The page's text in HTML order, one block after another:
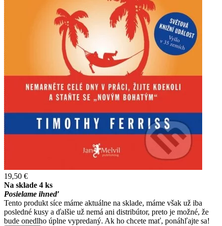
19,50 €
Na sklade 4 ks
Posielame ihneď
Tento produkt síce máme aktuálne na sklade, máme však už iba
posledné kusy a ďalšie už nemá ani distribútor, preto je možné, že
bude onedlho úplne vypredaný. Ak ho chcete mať, ponáhľajte sa!